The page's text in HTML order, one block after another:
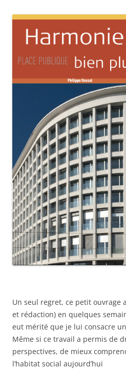
Un seul regret, ce petit ouvrage
et rédaction) en quelques
eut mérité que je lui consacre
Même si ce travail a permis de
perspectives, de mieux
l’habitat social aujourd’hui